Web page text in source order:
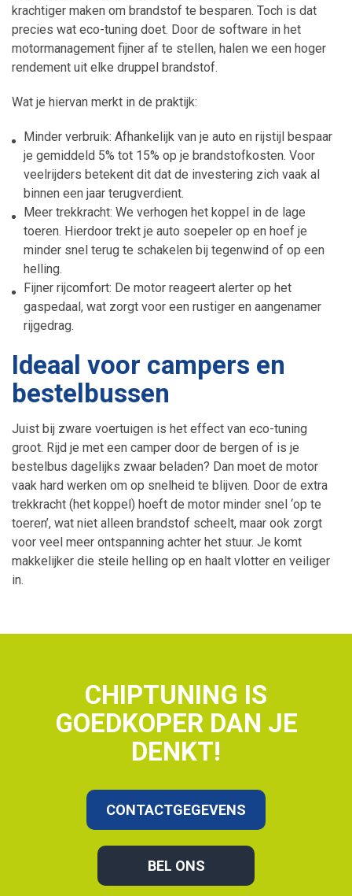
krachtiger maken om brandstof te besparen. Toch is dat
precies wat eco-tuning doet. Door de software in het
motormanagement fijner af te stellen, halen we een hoger
rendement uit elke druppel brandstof.
Wat je hiervan merkt in de praktijk:
Minder verbruik: Afhankelijk van je auto en rijstijl bespaar
je gemiddeld 5% tot 15% op je brandstofkosten. Voor
veelrijders betekent dit dat de investering zich vaak al
binnen een jaar terugverdient.
Meer trekkracht: We verhogen het koppel in de lage
toeren. Hierdoor trekt je auto soepeler op en hoef je
minder snel terug te schakelen bij tegenwind of op een
helling.
Fijner rijcomfort: De motor reageert alerter op het
gaspedaal, wat zorgt voor een rustiger en aangenamer
rijgedrag.
Ideaal voor campers en
bestelbussen
Juist bij zware voertuigen is het effect van eco-tuning
groot. Rijd je met een camper door de bergen of is je
bestelbus dagelijks zwaar beladen? Dan moet de motor
vaak hard werken om op snelheid te blijven. Door de extra
trekkracht (het koppel) hoeft de motor minder snel ‘op te
toeren’, wat niet alleen brandstof scheelt, maar ook zorgt
voor veel meer ontspanning achter het stuur. Je komt
makkelijker die steile helling op en haalt vlotter en veiliger
in.
CHIPTUNING IS
GOEDKOPER DAN JE
DENKT!
CONTACTGEGEVENS
BEL ONS